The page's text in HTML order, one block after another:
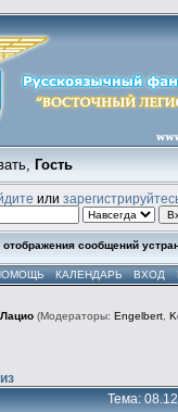
Гость
или
сообщений
КАЛЕНДАРЬ ВХОД
(Модераторы: Engelbert,
Тема: